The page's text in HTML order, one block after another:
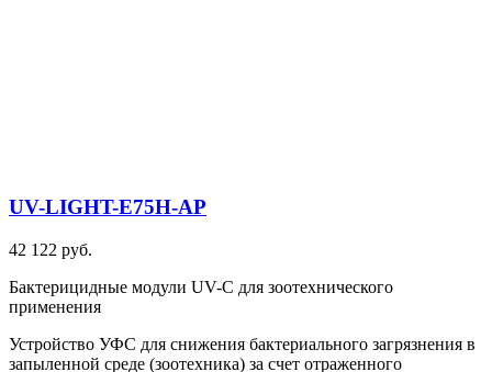
UV-LIGHT-E75H-AP
42 122 руб.
Бактерицидные модули UV-C для зоотехнического
применения
Устройство УФС для снижения бактериального загрязнения в
запыленной среде (зоотехника) за счет отраженного